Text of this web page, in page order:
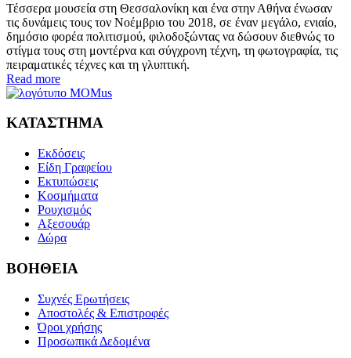
Τέσσερα μουσεία στη Θεσσαλονίκη και ένα στην Αθήνα ένωσαν
τις δυνάμεις τους τον Νοέμβριο του 2018, σε έναν μεγάλο, ενιαίο,
δημόσιο φορέα πολιτισμού, φιλοδοξώντας να δώσουν διεθνώς το
στίγμα τους στη μοντέρνα και σύγχρονη τέχνη, τη φωτογραφία, τις
πειραματικές τέχνες και τη γλυπτική.
Read more
ΚΑΤΑΣΤΗΜΑ
Εκδόσεις
Είδη Γραφείου
Εκτυπώσεις
Κοσμήματα
Ρουχισμός
Αξεσουάρ
Δώρα
ΒΟΗΘΕΙΑ
Συχνές Ερωτήσεις
Αποστολές & Επιστροφές
Όροι χρήσης
Προσωπικά Δεδομένα